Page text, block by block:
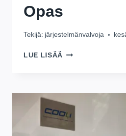
Opas
Tekijä: järjestelmänvalvoja
LUE LISÄÄ OSTA
2026:
HINNAT,